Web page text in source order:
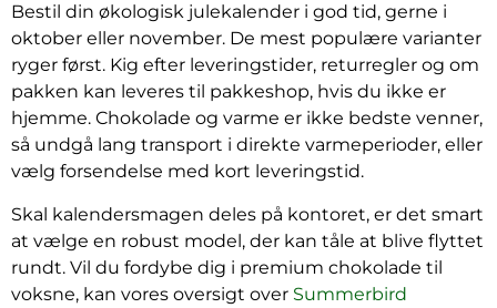
Bestil din økologisk julekalender i god tid, gerne i
oktober eller november. De mest populære varianter
ryger først. Kig efter leveringstider, returregler og om
pakken kan leveres til pakkeshop, hvis du ikke er
hjemme. Chokolade og varme er ikke bedste venner,
så undgå lang transport i direkte varmeperioder, eller
vælg forsendelse med kort leveringstid.
Skal kalendersmagen deles på kontoret, er det smart
at vælge en robust model, der kan tåle at blive flyttet
rundt. Vil du fordybe dig i premium chokolade til
voksne, kan vores oversigt over Summerbird